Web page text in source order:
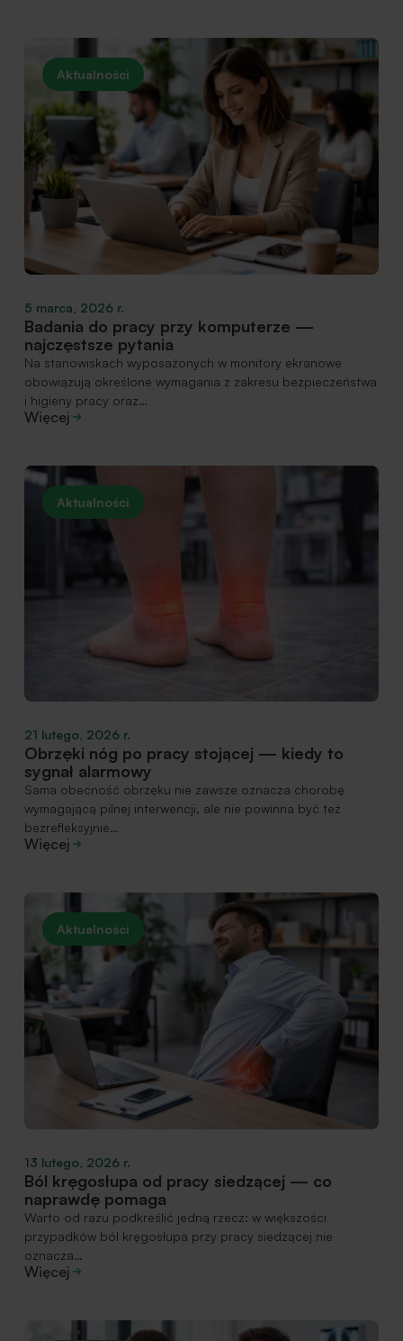
Aktualności
5 marca, 2026 r.
Badania do pracy przy komputerze —
najczęstsze pytania
Na stanowiskach wyposażonych w monitory ekranowe
obowiązują określone wymagania z zakresu bezpieczeństwa
i higieny pracy oraz…
Więcej
Aktualności
21 lutego, 2026 r.
Obrzęki nóg po pracy stojącej — kiedy to
sygnał alarmowy
Sama obecność obrzęku nie zawsze oznacza chorobę
wymagającą pilnej interwencji, ale nie powinna być też
bezrefleksyjnie…
Więcej
Aktualności
13 lutego, 2026 r.
Ból kręgosłupa od pracy siedzącej — co
naprawdę pomaga
Warto od razu podkreślić jedną rzecz: w większości
przypadków ból kręgosłupa przy pracy siedzącej nie
oznacza…
Więcej